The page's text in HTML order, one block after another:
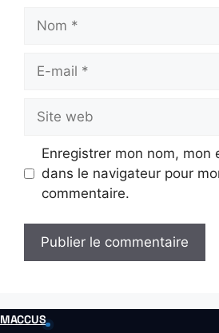
mail
web
Enregistrer mon nom, mon
dans le navigateur pour
commentaire.
MACCUS